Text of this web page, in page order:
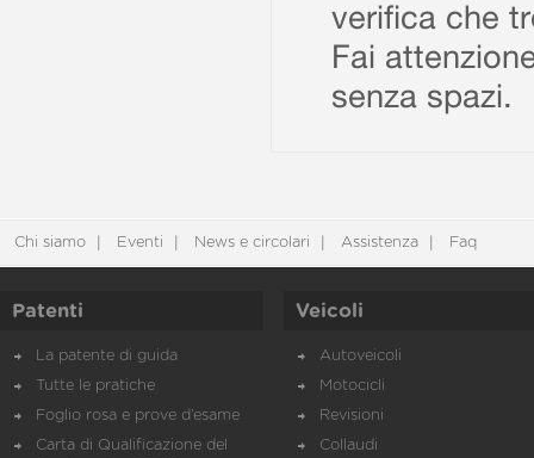
verifica che
Fai
senza spazi.
Chi siamo Eventi News e circolari Assistenza Faq
Patenti
La patente di guida
Tutte le pratiche
Foglio rosa e prove d’esame
Carta di Qualificazione del
Veicoli
Autoveicoli
Motocicli
Revisioni
Collaudi